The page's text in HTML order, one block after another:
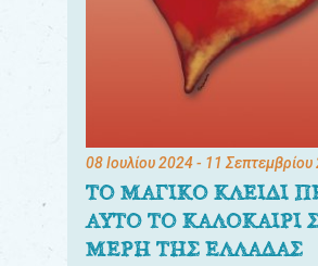
08 Ιουλίου 2024- 11 Σεπτεμβρίου
ΤΟ ΜΑΓΙΚΟ ΚΛΕΙΔΙ
ΑΥΤΟ ΤΟ ΚΑΛΟΚΑΙΡΙ
ΜΕΡΗ ΤΗΣ ΕΛΛΑΔΑΣ